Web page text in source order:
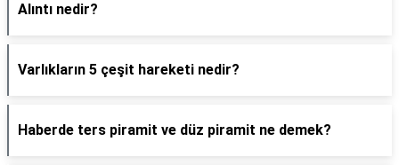
Alıntı nedir?
Varlıkların 5 çeşit hareketi nedir?
Haberde ters piramit ve düz piramit ne demek?